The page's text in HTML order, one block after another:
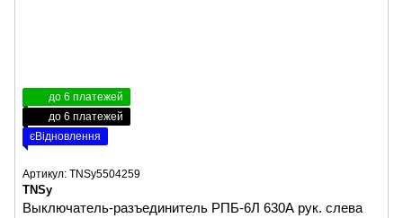
до 6 платежей
до 6 платежей
єВідновлення
Артикул: TNSy5504259
TNSy
Выключатель-разъединитель РПБ-6Л 630А рук. слева